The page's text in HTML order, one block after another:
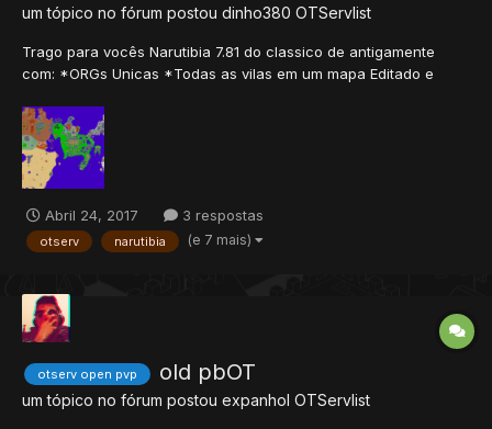
um tópico no fórum postou dinho380 OTServlist
Trago para vocês Narutibia 7.81 do classico de antigamente
com: *ORGs Unicas *Todas as vilas em um mapa Editado e
pergaminhos rank D, C, B, A, S. *Inúmeras Missões com divesas
recompensas. *Quests em grupo *Party com Sh...
Abril 24, 2017 3 respostas
otserv narutibia (e 7 mais)
otserv open pvp old pbOT
um tópico no fórum postou expanhol OTServlist